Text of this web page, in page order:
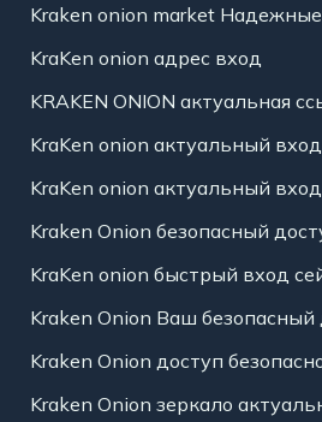
Kraken onion market
KraKen onion адрес вход
KRAKEN ONION актуальная
KraKen onion актуальный
KraKen onion актуальный
Kraken Onion безопасный
KraKen onion быстрый вход
Kraken Onion Ваш безопасный
Kraken Onion доступ
Kraken Onion зеркало